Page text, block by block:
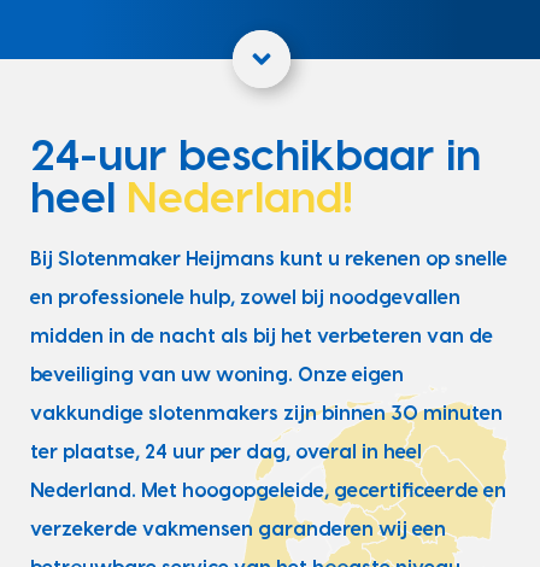
24-uur beschikbaar in
heel
Nederland!
Bij Slotenmaker Heijmans kunt u rekenen op snelle
en professionele hulp, zowel bij noodgevallen
midden in de nacht als bij het verbeteren van de
beveiliging van uw woning. Onze eigen
vakkundige slotenmakers zijn binnen 30 minuten
ter plaatse, 24 uur per dag, overal in heel
Nederland. Met hoogopgeleide, gecertificeerde en
verzekerde vakmensen garanderen wij een